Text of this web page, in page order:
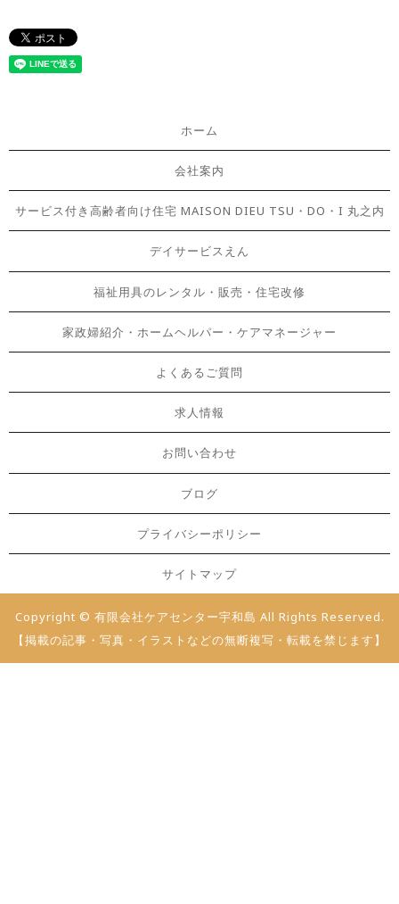
ホーム
会社案内
サービス付き高齢者向け住宅 MAISON DIEU TSU・DO・I 丸之内
デイサービスえん
福祉用具のレンタル・販売・住宅改修
家政婦紹介・ホームヘルパー・ケアマネージャー
よくあるご質問
求人情報
お問い合わせ
ブログ
プライバシーポリシー
サイトマップ
Copyright © 有限会社ケアセンター宇和島 All Rights Reserved.
【掲載の記事・写真・イラストなどの無断複写・転載を禁じます】